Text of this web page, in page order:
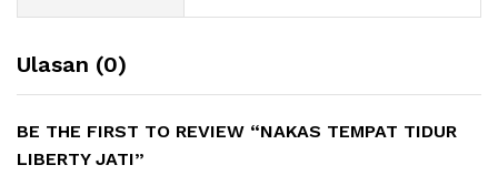
Ulasan (0)
BE THE FIRST TO REVIEW “NAKAS TEMPAT TIDUR
LIBERTY JATI”